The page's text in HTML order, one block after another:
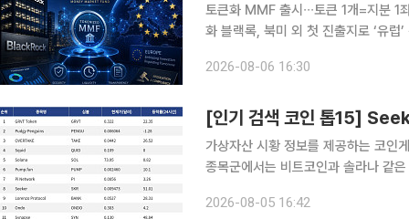
토큰화 MMF 출시∙∙∙토큰 1개=지분 1
화 블랙록, 북미 외 첫 진출지로 ‘유럽
인 시장에서의 입지를 강화한다
2026-08-06 16:30
가상자산 시황 정보를 제공하는 코
종목군에서는 비트코인과 솔라나 같
방향성을 확인하는 기준 자산 역할을
2026-08-05 16:42